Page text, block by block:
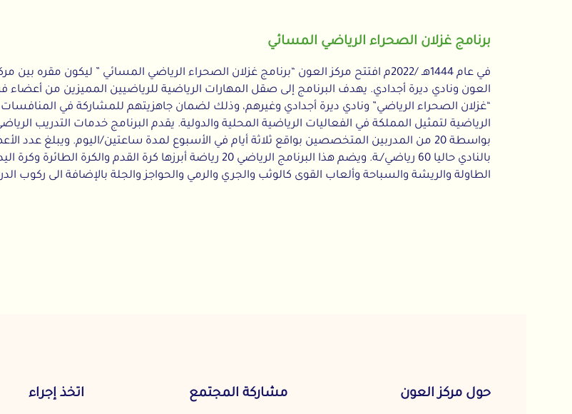
برنامج غزلان الصحراء الرياضي المسائي
في عام 1444هـ /2022م افتتح مركز العون “برنامج غزلان الصحراء الرياضي المسائي ” ليكون مقره بين مركز
العون ونادي ديرة أجدادي. يهدف البرنامج إلى صقل المهارات الرياضية للرياضيين المميزين من أعضاء فريق
“غزلان الصحراء الرياضي” ونادي ديرة أجدادي وغيرهم، وذلك لضمان جاهزيتهم للمشاركة في المنافسات
الرياضية لتمثيل المملكة في الفعاليات الرياضية المحلية والدولية. يقدم البرنامج خدمات التدريب الرياضي
بواسطة 20 من المدربين المتخصصين بواقع ثلاثة أيام في الأسبوع لمدة ساعتين/اليوم. ويبلغ عدد الأعضاء
بالنادي حاليا 60 رياضي/ـة. ويضم هذا البرنامج الرياضي 20 رياضة أبرزها كرة القدم والكرة الطائرة وكرة اليد وكرة
الطاولة والريشة والسباحة وألعاب القوى كالوثب والجري والرمي والحواجز والجلة بالإضافة الى ركوب الدراجات.
حول مركز العون مشاركة المجتمع اتخذ إجراء